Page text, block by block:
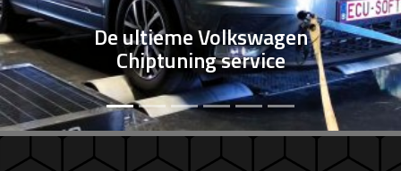
De ultieme Volkswagen
Chiptuning service